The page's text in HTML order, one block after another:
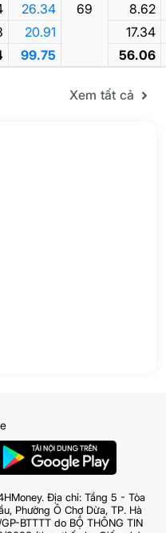
69
26.34
8.62
20.91
17.34
99.75 56.06
Xem tất cả
Địa chỉ: Tầng 5 - Tòa
Phường Ô Chợ Dừa, TP. Hà
BTTTT do BỘ THÔNG TIN